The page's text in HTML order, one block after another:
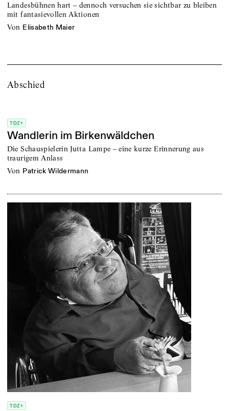
Landesbühnen hart – dennoch versuchen sie sichtbar zu bleiben
mit fantasievollen Aktionen
von Elisabeth Maier
Abschied
TDZ+
Wandlerin im Birkenwäldchen
Die Schauspielerin Jutta Lampe – eine kurze Erinnerung aus
traurigem Anlass
von Patrick Wildermann
TDZ+